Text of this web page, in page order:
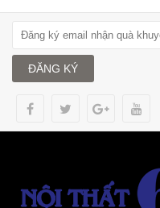
ĐĂNG KÝ